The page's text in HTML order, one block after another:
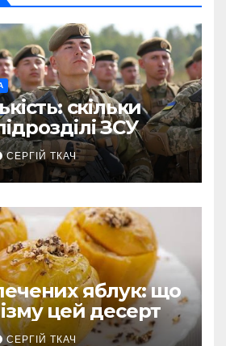
скільки
ЗСУ
СЕРГІЙ ТКАЧ
яблук: що
цей десерт
СЕРГІЙ ТКАЧ